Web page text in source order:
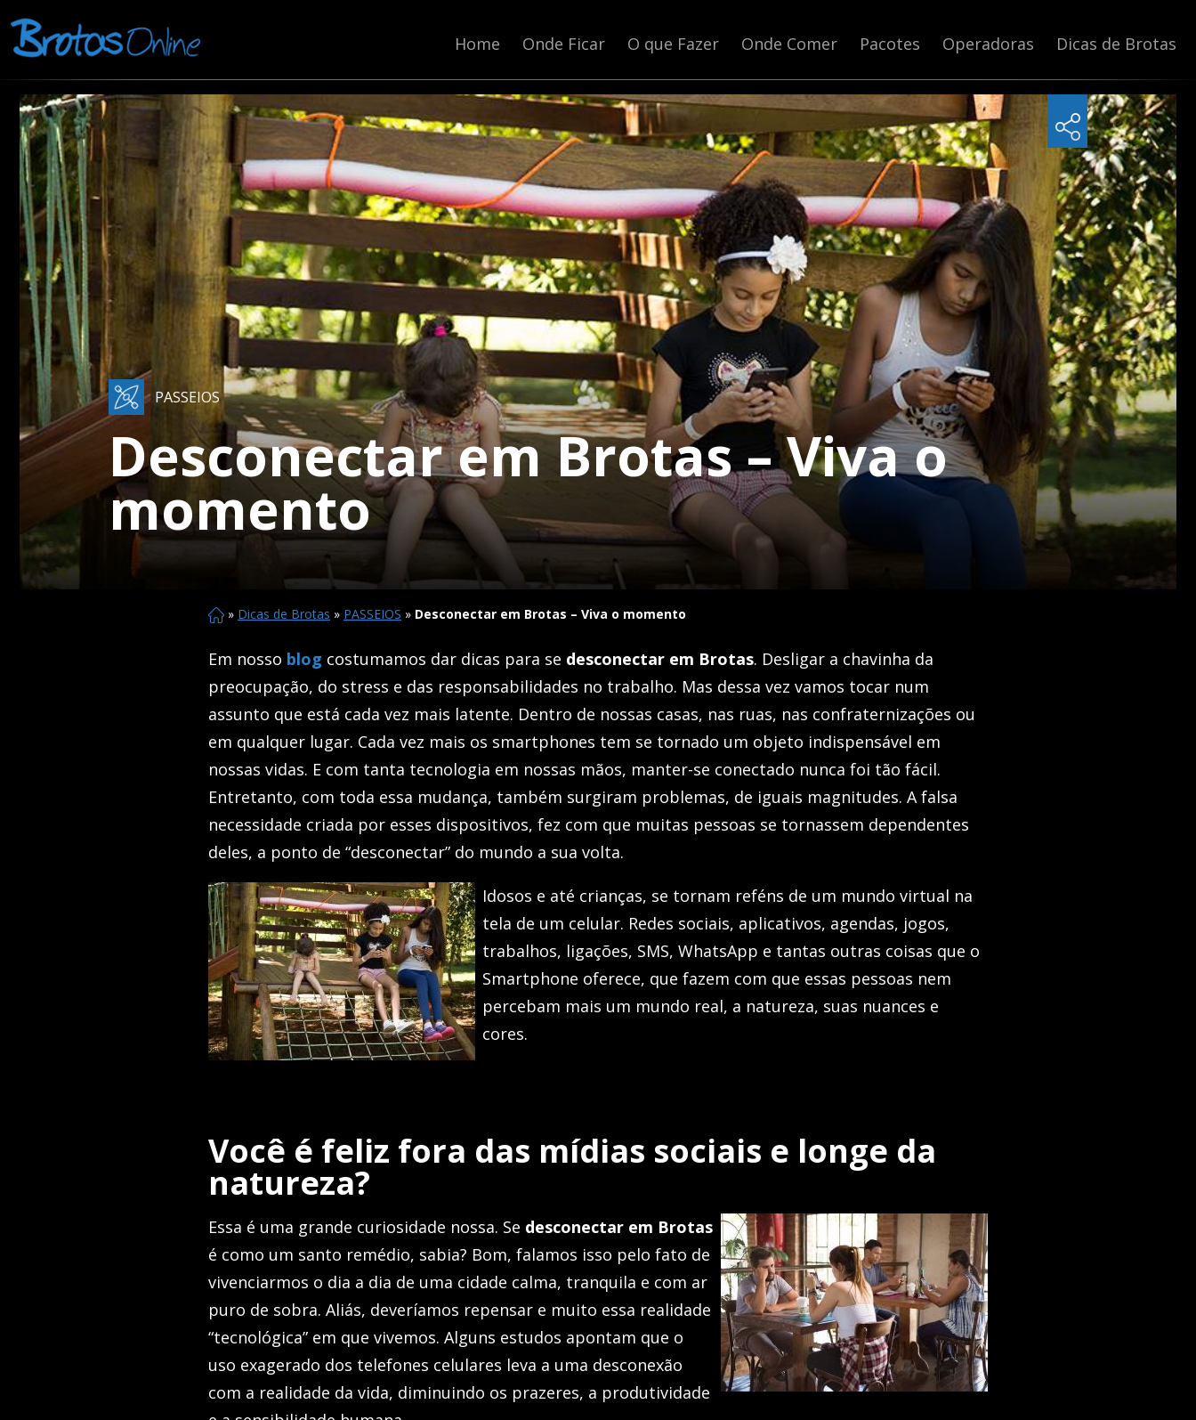
Home Onde Ficar O que Fazer Onde Comer Pacotes Operadoras Dicas de Brotas
PASSEIOS
Desconectar em Brotas – Viva o
momento
» Dicas de Brotas » PASSEIOS » Desconectar em Brotas – Viva o momento
Em nosso blog costumamos dar dicas para se desconectar em Brotas. Desligar a chavinha da
preocupação, do stress e das responsabilidades no trabalho. Mas dessa vez vamos tocar num
assunto que está cada vez mais latente. Dentro de nossas casas, nas ruas, nas confraternizações ou
em qualquer lugar. Cada vez mais os smartphones tem se tornado um objeto indispensável em
nossas vidas. E com tanta tecnologia em nossas mãos, manter-se conectado nunca foi tão fácil.
Entretanto, com toda essa mudança, também surgiram problemas, de iguais magnitudes. A falsa
necessidade criada por esses dispositivos, fez com que muitas pessoas se tornassem dependentes
deles, a ponto de “desconectar” do mundo a sua volta.
Idosos e até crianças, se tornam reféns de um mundo virtual na
tela de um celular. Redes sociais, aplicativos, agendas, jogos,
trabalhos, ligações, SMS, WhatsApp e tantas outras coisas que o
Smartphone oferece, que fazem com que essas pessoas nem
percebam mais um mundo real, a natureza, suas nuances e
cores.
Você é feliz fora das mídias sociais e longe da
natureza?
Essa é uma grande curiosidade nossa. Se desconectar em Brotas
é como um santo remédio, sabia? Bom, falamos isso pelo fato de
vivenciarmos o dia a dia de uma cidade calma, tranquila e com ar
puro de sobra. Aliás, deveríamos repensar e muito essa realidade
“tecnológica” em que vivemos. Alguns estudos apontam que o
uso exagerado dos telefones celulares leva a uma desconexão
com a realidade da vida, diminuindo os prazeres, a produtividade